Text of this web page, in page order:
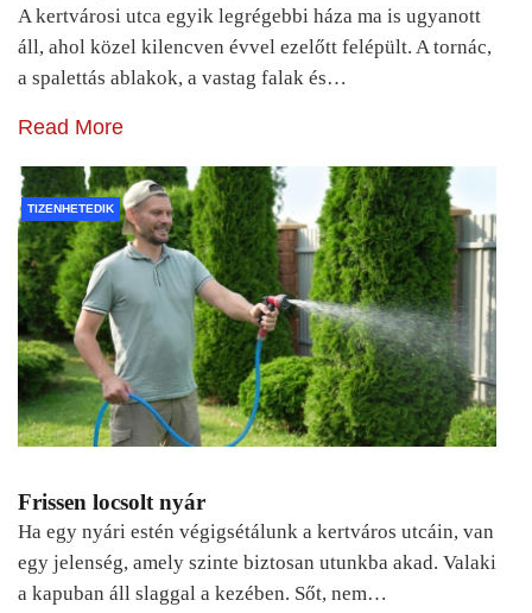
A kertvárosi utca egyik legrégebbi háza ma is ugyanott
áll, ahol közel kilencven évvel ezelőtt felépült. A tornác,
a spalettás ablakok, a vastag falak és…
Read More
TIZENHETEDIK
Frissen locsolt nyár
Ha egy nyári estén végigsétálunk a kertváros utcáin, van
egy jelenség, amely szinte biztosan utunkba akad. Valaki
a kapuban áll slaggal a kezében. Sőt, nem…